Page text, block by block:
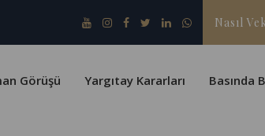
Nasıl
Görüşü Yargıtay Kararları Basında